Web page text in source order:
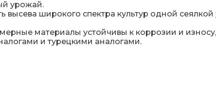
урожай.
высева широкого спектра культур одной
материалы устойчивы к коррозии и
и турецкими аналогами.